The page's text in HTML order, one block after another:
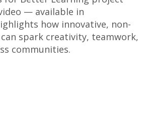
— available in
how innovative, non-
spark creativity, teamwork,
communities.